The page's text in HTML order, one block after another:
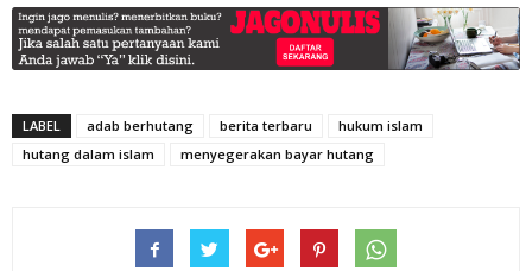
LABEL adab berhutang berita terbaru
hukum islam
hutang dalam islam
menyegerakan bayar hutang